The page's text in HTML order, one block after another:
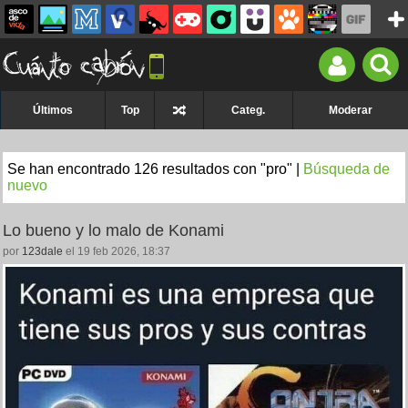
Últimos Top Categ. Moderar
Se han encontrado 126 resultados con "pro" |
Búsqueda de
nuevo
Lo bueno y lo malo de Konami
por 123dale el 19 feb 2026, 18:37